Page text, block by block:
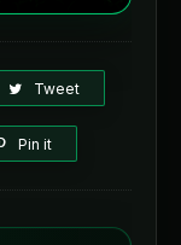
Tweet
Pin it